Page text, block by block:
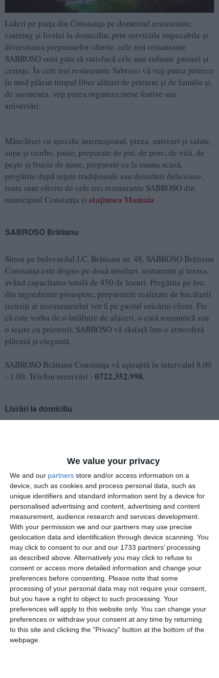
We value your privacy
We and our partners store and/or access information on a
device, such as cookies and process personal data, such as
unique identifiers and standard information sent by a device for
personalised advertising and content, advertising and content
measurement, audience research and services development.
With your permission we and our partners may use precise
geolocation data and identification through device scanning. You
may click to consent to our and our 1733 partners’ processing
as described above. Alternatively you may click to refuse to
consent or access more detailed information and change your
preferences before consenting. Please note that some
processing of your personal data may not require your consent,
but you have a right to object to such processing. Your
preferences will apply to this website only. You can change your
preferences or withdraw your consent at any time by returning
to this site and clicking the "Privacy" button at the bottom of the
webpage.
Lideri pe piaţa din Constanţa pe domeniul restaurante,
catering şi livrări la domiciliu, prin serviciile impecabile şi
diversitatea preparatelor oferite, cele trei restaurante
SABROSO sunt gata să satisfacă cele mai rafinate gusturi şi
cerinţe. În cele trei restaurante Sabroso vă veţi putea petrece
în mod plăcut timpul liber alături de prieteni şi de familie şi,
de asemenea, veţi putea organiza mese festive sau
aniversări.
Mâncăruri cu specific internaţional, pizza, antreuri şi salate,
supe şi ciorbe, paste, preparate de pui, de porc, de vită, de
peşte şi fructe de mare, preparate ca la mama acasă,
pregătite după reţete tradiţionale sau deserturi delicioase,
toate sunt oferite de cele trei restaurante SABROSO din
municipiul Constanţa şi staţiunea Mamaia .
SABROSO Brătianu
Situat pe bulevardul I.C. Brătianu nr. 48, SABROSO Brătianu
Constanţa este dispus pe două niveluri, restaurant şi terasa,
având capacitatea totală de 450 de locuri. Pregătite pe loc,
din ingrediente proaspete, preparatele realizate de bucătarii
iscusiţi ai restaurantului vor fi pe gustul oricărui client. Fie
că este vorba de o întâlnire de afaceri, o cină romantică sau
o ieşire cu prietenii, SABROSO vă răsfaţă într-o atmosferă
plăcută şi elegantă.
SABROSO Brătianu Constanţa vă aşteaptă în intervalul 8.00
- 1.00. Telefon rezervări - 0722.352.998.
Livrări la domiciliu
delicioase, pregătite din ingrediente proaspete. Serviciul de
livrări la domiciliu, susţinut de o flotă de 25 de maşini, poate
onora peste 1.000 de comenzi zilnic. Comenzi la -
0241.656.556
SABROSO Rex
Cel de-al doilea restaurant Sabroso este situat pe bulevardul
Mamaia, zona Rex, lângă hotel Majestic. Dispus pe un nivel,
restaurant şi terasă, reprezintă o adevărată oază de relaxare,
având capacitatea totală de 500 de locuri. Preparatele
delicioase, însoţite de o băutură bună, completează
experienţa de a lua masa alături de cei dragi. Telefon
rezervări -0736.615.881.